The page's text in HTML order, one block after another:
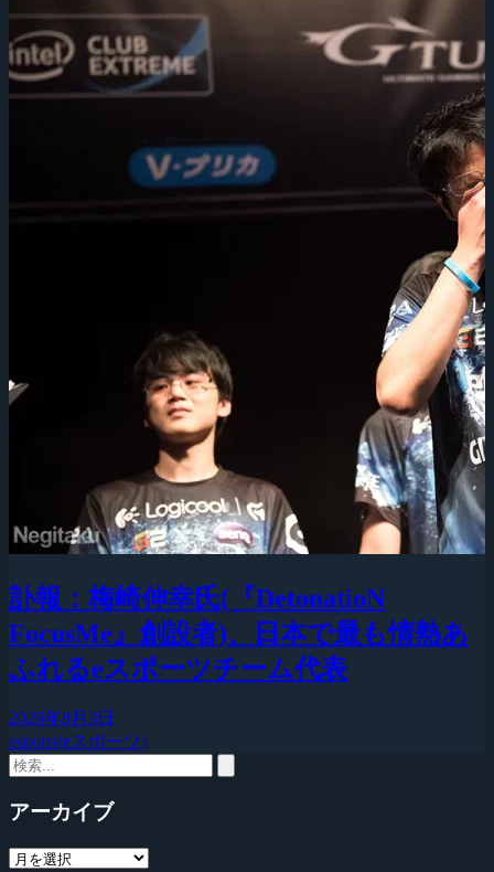
訃報：梅崎伸幸氏(『DetonatioN
FocusMe』創設者)、日本で最も情熱あ
ふれるeスポーツチーム代表
2026年8月3日
esports(eスポーツ)
アーカイブ